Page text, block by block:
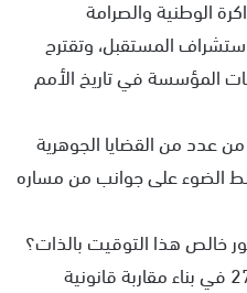
الوطنية والصرامة
المستقبل، وتقترح
المؤسسة في تاريخ الأمم
عدد من القضايا الجوهرية
الضوء على جوانب من مساره
خالص هذا التوقيت بالذات؟
وكيف استثمر القرار الأممي 2797 في بناء مقاربة قانونية